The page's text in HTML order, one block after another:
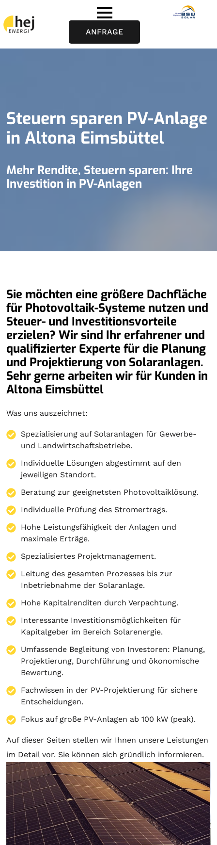
ANFRAGE
Steuern sparen PV-Anlage
in Altona Eimsbüttel
Mehr Rendite, Steuern sparen: Ihre
Investition in PV-Anlagen
Sie möchten eine größere Dachfläche
für Photovoltaik-Systeme nutzen und
Steuer- und Investitionsvorteile
erzielen? Wir sind Ihr erfahrener und
qualifizierter Experte für die Planung
und Projektierung von Solaranlagen.
Sehr gerne arbeiten wir für Kunden in
Altona Eimsbüttel
Was uns auszeichnet:
Spezialisierung auf Solaranlagen für Gewerbe-
und Landwirtschaftsbetriebe.
Individuelle Lösungen abgestimmt auf den
jeweiligen Standort.
Beratung zur geeignetsten Photovoltaiklösung.
Individuelle Prüfung des Stromertrags.
Hohe Leistungsfähigkeit der Anlagen und
maximale Erträge.
Spezialisiertes Projektmanagement.
Leitung des gesamten Prozesses bis zur
Inbetriebnahme der Solaranlage.
Hohe Kapitalrenditen durch Verpachtung.
Interessante Investitionsmöglichkeiten für
Kapitalgeber im Bereich Solarenergie.
Umfassende Begleitung von Investoren: Planung,
Projektierung, Durchführung und ökonomische
Bewertung.
Fachwissen in der PV-Projektierung für sichere
Entscheidungen.
Fokus auf große PV-Anlagen ab 100 kW (peak).
Auf dieser Seiten stellen wir Ihnen unsere Leistungen
im Detail vor. Sie können sich gründlich informieren.